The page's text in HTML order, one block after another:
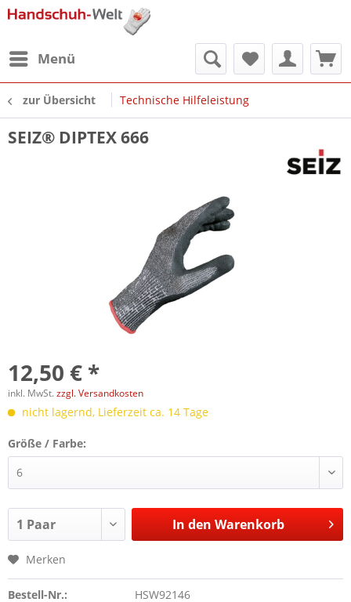
Menü
zur Übersicht Technische Hilfeleistung
SEIZ® DIPTEX 666
12,50 € *
inkl. MwSt. zzgl. Versandkosten
nicht lagernd, Lieferzeit ca. 14 Tage
Größe / Farbe:
In den Warenkorb
Merken
Bestell-Nr.: HSW92146